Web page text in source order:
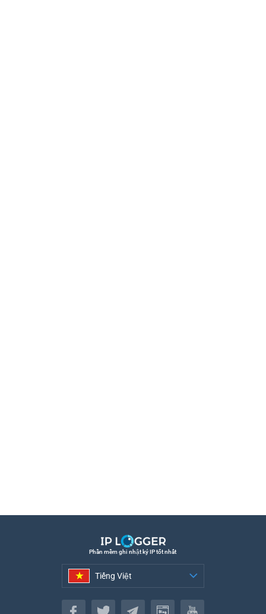
Phần mềm ghi nhật ký IP tốt nhất
Tiếng Việt
Tiếng Việt